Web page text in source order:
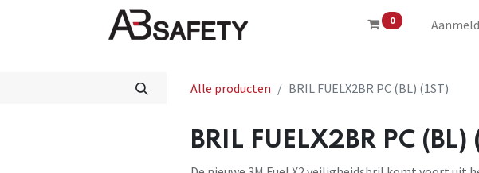
0
Winkel CE
Alle producten BRIL FUELX2BR PC (BL) (1ST)
BRIL FUELX2BR PC (BL)